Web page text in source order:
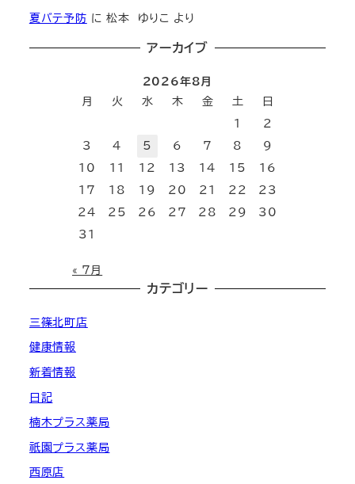
夏バテ予防 に松本 ゆりこ より
アーカイブ
2026年8月
月
火 水 木 金 土
日
1
2
3
4 5 6 7 8
9
10
11 12 13 14 15
16
17
18 19 20 21 22
23
24
25 26 27 28 29
30
31
« 7月
カテゴリー
三篠北町店
健康情報
新着情報
日記
楠木プラス薬局
祇園プラス薬局
西原店